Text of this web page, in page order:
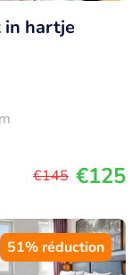
in hartje
€145 €125
51% réduction